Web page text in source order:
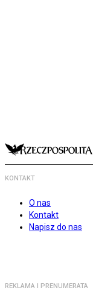
KONTAKT
O nas
Kontakt
Napisz do nas
REKLAMA I PRENUMERATA